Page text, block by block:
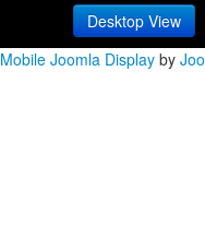
Desktop View
Mobile Joomla Displayby